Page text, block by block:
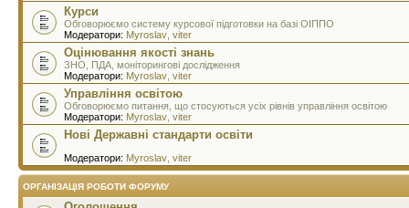
Курси
Обговорюємо систему курсової підготовки на базі ОІППО
Модератори: Myroslav viter
Оцінювання якості знань
ЗНО, ПДА, моніторингові дослідження
Модератори: Myroslav viter
Управління освітою
Обговорюємо питання, що стосуються усіх рівнів управління освітою
Модератори: Myroslav viter
Нові Державні стандарти освіти
Модератори: Myroslav viter
ОРГАНІЗАЦІЯ РОБОТИ ФОРУМУ